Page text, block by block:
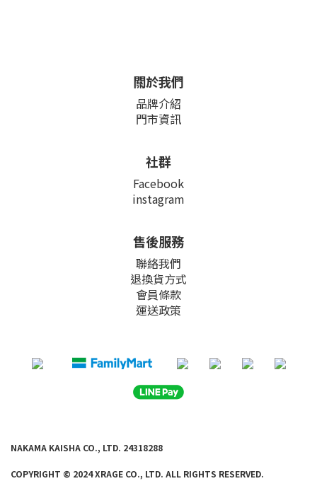
關於我們
品牌介紹
門市資訊
社群
Facebook
instagram
售後服務
聯絡我們
退換貨方式
會員條款
運送政策
NAKAMA KAISHA CO., LTD. 24318288
COPYRIGHT © 2024 XRAGE CO., LTD. ALL RIGHTS RESERVED.